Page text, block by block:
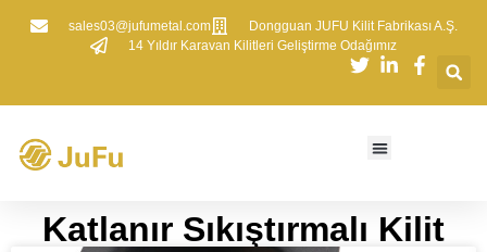
sales03@jufumetal.com
​Dongguan JUFU Kilit Fabrikası A.Ş.
​14 Yıldır Karavan Kilitleri Geliştirme Odağımız
Katlanır Sıkıştırmalı Kilit